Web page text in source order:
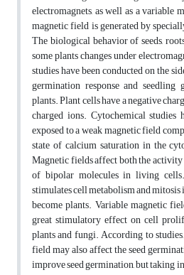
electromagnets, as well as a
magnetic field is generated ‎by
The biological behavior of seeds,
some plants changes under
studies have been ‎conducted on the
germination response and
plants. Plant cells have a negative
charged ions. ‎Cytochemical
exposed to a weak magnetic field
state of calcium saturation in the
Magnetic ‎fields affect both the
of bipolar molecules in living
stimulates cell metabolism and
become ‎plants. Variable magnetic
great stimulatory effect on cell
plants and fungi. According to
field may also affect the seed
improve seed ‎germination, but taking